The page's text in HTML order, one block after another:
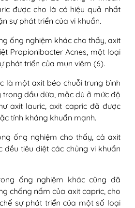
được cho là có hiệu quả nhất
sự phát triển của vi khuẩn.
ống nghiệm khác cho thấy, axit
Propionibacter Acnes, một loại
phát triển của mụn viêm (6).
là một axit béo chuỗi trung bình
dầu dừa, mặc dù ở mức độ
axit lauric, axit capric đã được
tính kháng khuẩn mạnh.
ống nghiệm cho thấy, cả axit
đều tiêu diệt các chủng vi khuẩn
ống nghiệm khác cũng đã
chống nấm của axit capric, cho
sự phát triển của một số loại